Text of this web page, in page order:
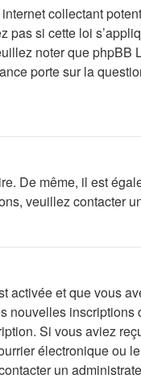
collectant
si cette loi
noter que phpBB
porte sur la
De même, il est
veuillez contacter
activée et que vous
nouvelles
Si vous aviez
électronique ou
un